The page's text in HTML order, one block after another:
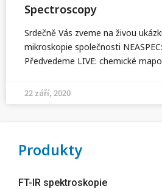
Spectroscopy
Srdečně Vás zveme na živou
mikroskopie společnosti
Předvedeme LIVE: chemické
22 září, 2020
Produkty
FT-IR spektroskopie